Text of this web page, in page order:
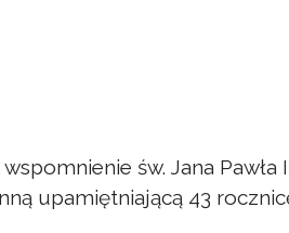
św. Jana
upamiętniającą 43